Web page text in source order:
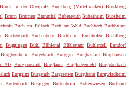
Bruck in der Oberpfalz Bruckberg (Mittelfranken) Bruckberg
Brunn Brunnen Brunnthal Bubenreuth Bubesheim Bubsheim
Buch am Erlbach Buch am Wald Buchbach Buchbrunn
Büchenbach Buchenberg Buchheim Buchhofen
Büchlberg
Buggingen Bühl Bühlertal Bühlertann Bühlerzell
Bundorf
Burgbernheim Burgebrach Burggen Burghaslach
Burghausen
Alz Burgkunstadt Burglauer Burglengenfeld
Burgoberbach
Burgsinn Bürgstadt Burgstetten Burgthann Burgwindheim
Burtenbach Büsingen Buttenheim Buttenwiesen
Bütthard